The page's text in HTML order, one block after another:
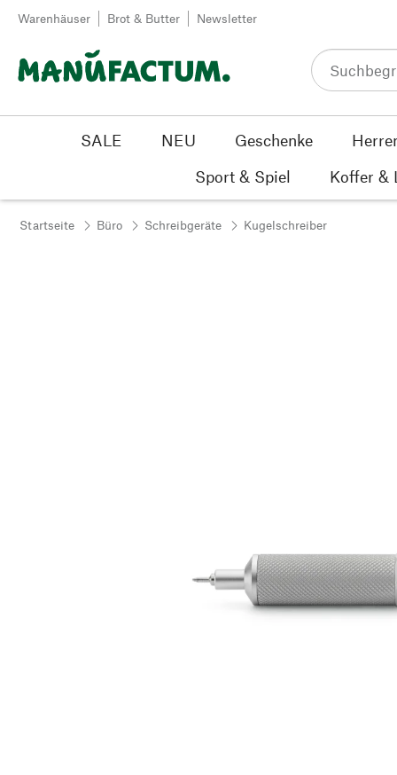
Zum Inhalt springen
Warenhäuser Brot & Butter Newsletter
SALE NEU Geschenke
Sport & Spiel
Koffer &
Startseite Büro Schreibgeräte Kugelschreiber